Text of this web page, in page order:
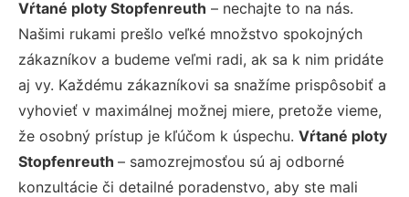
Vŕtané ploty Stopfenreuth – nechajte to na nás.
Našimi rukami prešlo veľké množstvo spokojných
zákazníkov a budeme veľmi radi, ak sa k nim pridáte
aj vy. Každému zákazníkovi sa snažíme prispôsobiť a
vyhovieť v maximálnej možnej miere, pretože vieme,
že osobný prístup je kľúčom k úspechu. Vŕtané ploty
Stopfenreuth – samozrejmosťou sú aj odborné
konzultácie či detailné poradenstvo, aby ste mali